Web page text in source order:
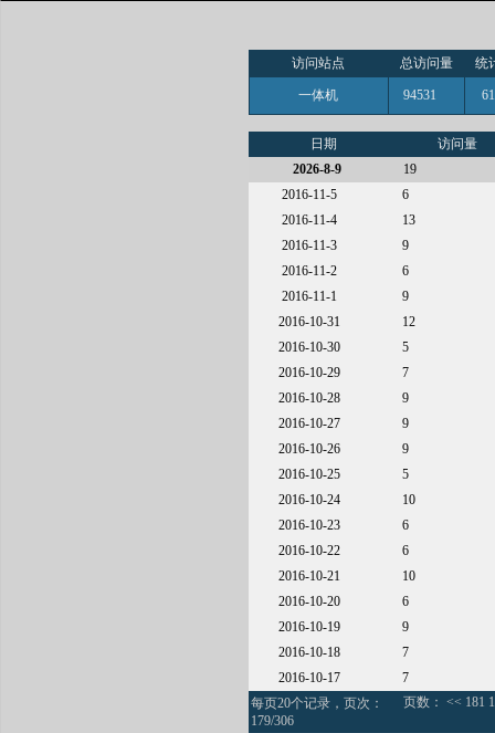
访问站点 总访问量 统
一体机 94531
日期
访问量
2026-8-9
19
2016-11-5
6
2016-11-4
13
2016-11-3
9
2016-11-2
6
2016-11-1
9
2016-10-31
12
2016-10-30
5
2016-10-29
7
2016-10-28
9
2016-10-27
9
2016-10-26
9
2016-10-25
5
2016-10-24
10
2016-10-23
6
2016-10-22
6
2016-10-21
10
2016-10-20
6
2016-10-19
9
2016-10-18
7
2016-10-17
7
每页20个记录，页次：
179/306
页数： << 181